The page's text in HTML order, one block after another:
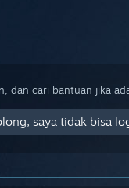
dan cari bantuan jika
saya tidak bisa